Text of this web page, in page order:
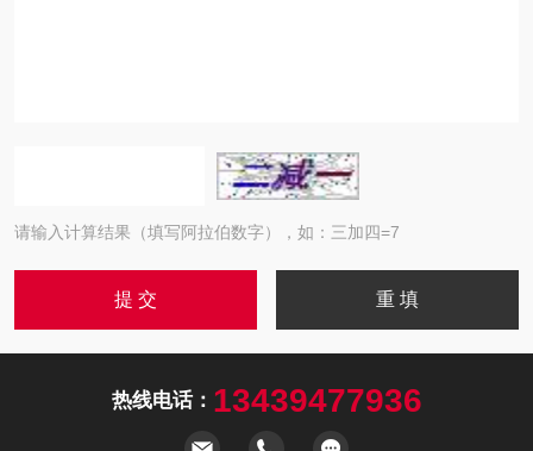
请输入计算结果（填写阿拉伯数字），如：三加四=7
热线电话： 13439477936